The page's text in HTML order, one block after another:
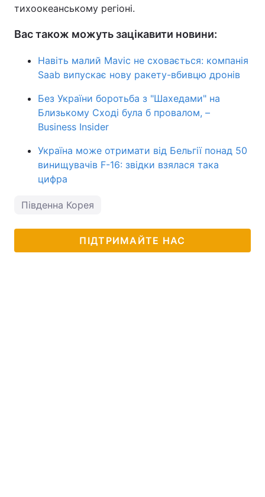
тихоокеанському регіоні.
Вас також можуть зацікавити новини:
Навіть малий Mavic не сховається: компанія
Saab випускає нову ракету-вбивцю дронів
Без України боротьба з "Шахедами" на
Близькому Сході була б провалом, –
Business Insider
Україна може отримати від Бельгії понад 50
винищувачів F-16: звідки взялася така
цифра
Південна Корея
ПІДТРИМАЙТЕ НАС